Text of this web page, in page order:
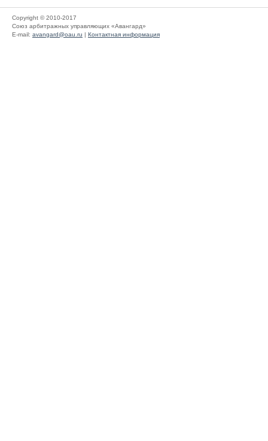
Copyright © 2010-2017
Союз арбитражных управляющих «Авангард»
E-mail: avangard@oau.ru | Контактная информация